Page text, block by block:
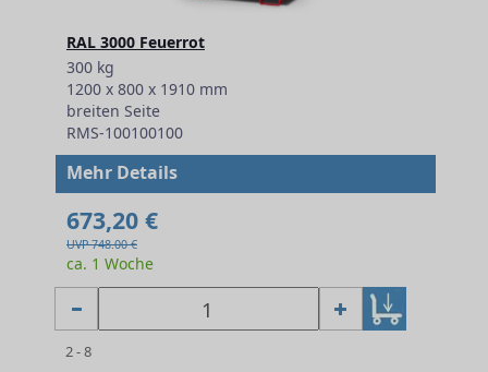
RAL 3000 Feuerrot
300 kg
1200 x 800 x 1910 mm
breiten Seite
RMS-100100100
Mehr Details
673,20 €
UVP 748.00 €
ca. 1 Woche
2 - 8